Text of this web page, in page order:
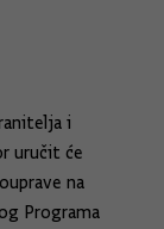
i
uručit će
na
Programa